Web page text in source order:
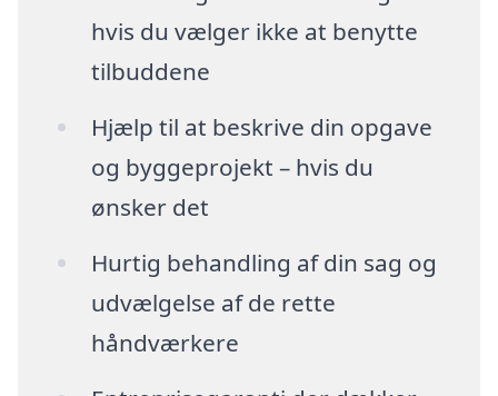
hvis du vælger ikke at benytte
tilbuddene
Hjælp til at beskrive din opgave
og byggeprojekt – hvis du
ønsker det
Hurtig behandling af din sag og
udvælgelse af de rette
håndværkere